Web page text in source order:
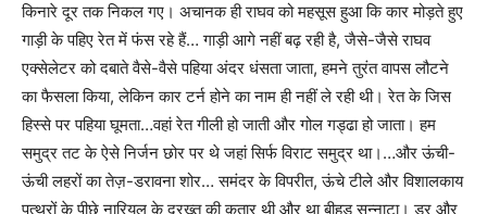
किनारे दूर तक निकल गए। अचानक ही राघव को महसूस हुआ कि कार मोड़ते हुए
गाड़ी के पहिए रेत में फंस रहे हैं… गाड़ी आगे नहीं बढ़ रही है,जैसे-जैसे राघव
एक्‍सेलेटर को दबाते वैसे-वैसे पहिया अंदर धंसता जाता,हमने तुरंत वापस लौटने
का फैसला किया,लेकिन कार टर्न होने का नाम ही नहीं ले रही थी। रेत के जिस
हिस्से पर पहिया घूमता…वहां रेत गीली हो जाती और गोल गड्ढा हो जाता। हम
समुद्र तट के ऐसे निर्जन छोर पर थे जहां सिर्फ विराट समुद्र था।…और ऊंची-
ऊंची लहरों का तेज़-डरावना शोर… समंदर के विपरीत,ऊंचे टीले और विशालकाय
पत्थरों के पीछे नारियल के दरख्त की कतार थी और था बीहड़ सन्नाटा। डर और